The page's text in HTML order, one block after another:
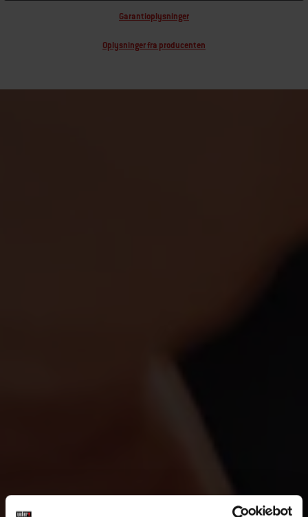
Garantioplysninger
Oplysninger fra producenten